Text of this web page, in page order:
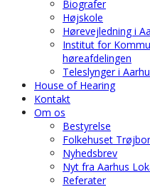
Biografer
Højskole
Hørevejledning i
Institut for
høreafdelingen
Teleslynger i
House of Hearing
Kontakt
Om os
Bestyrelse
Folkehuset
Nyhedsbrev
Nyt fra Aarhus
Referater